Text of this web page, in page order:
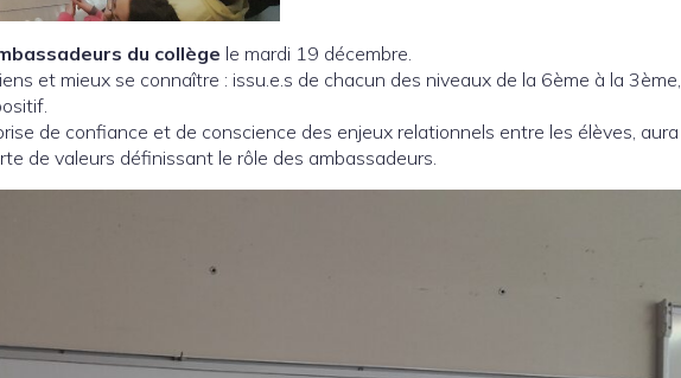
du collège le mardi 19 décembre.
et mieux se connaître : issu.e.s de chacun des niveaux de la 6ème à la 3ème,
de confiance et de conscience des enjeux relationnels entre les élèves, aura
de valeurs définissant le rôle des ambassadeurs.